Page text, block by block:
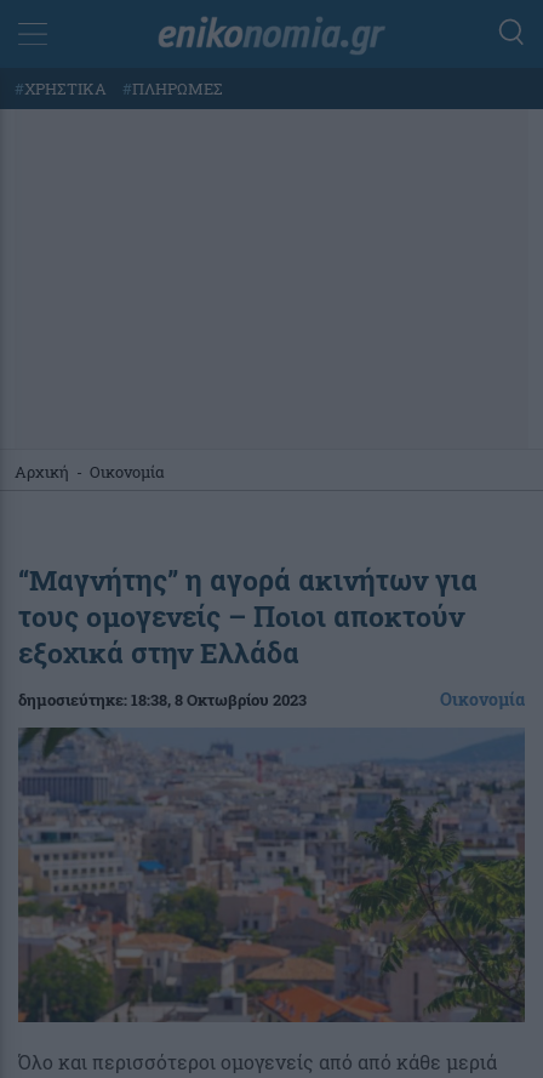
#ΧΡΗΣΤΙΚΑ #ΠΛΗΡΩΜΕΣ
Αρχική - Οικονομία
“Μαγνήτης” η αγορά ακινήτων για
τους ομογενείς – Ποιοι αποκτούν
εξοχικά στην Ελλάδα
δημοσιεύτηκε:18:38, 8 Οκτωβρίου 2023 Οικονομία
Όλο και περισσότεροι ομογενείς από από κάθε μεριά